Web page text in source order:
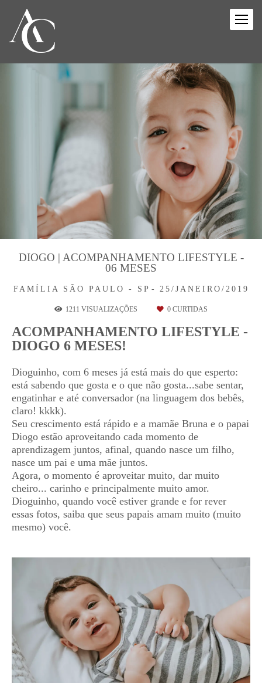
FAMÍLIA SÃO PAULO - SP 25/JANEIRO/2019
DIOGO | ACOMPANHAMENTO LIFESTYLE -
06 MESES
1211 VISUALIZAÇÕES 0 CURTIDAS
ACOMPANHAMENTO LIFESTYLE -
DIOGO 6 MESES!
Dioguinho, com 6 meses já está mais do que esperto:
está sabendo que gosta e o que não gosta...sabe sentar,
engatinhar e até conversador (na linguagem dos bebês,
claro! kkkk).
Seu crescimento está rápido e a mamãe Bruna e o papai
Diogo estão aproveitando cada momento de
aprendizagem juntos, afinal, quando nasce um filho,
nasce um pai e uma mãe juntos.
Agora, o momento é aproveitar muito, dar muito
cheiro... carinho e principalmente muito amor.
Dioguinho, quando você estiver grande e for rever
essas fotos, saiba que seus papais amam muito (muito
mesmo) você.